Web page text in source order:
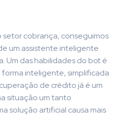
setor cobrança, conseguimos
um assistente inteligente
Um das habilidades do bot é
inteligente, simplificada
de crédito já é um
situação um tanto
solução artificial causa mais